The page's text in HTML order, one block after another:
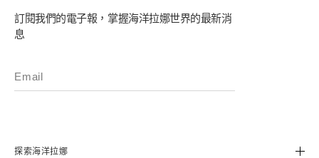
訂閱我們的電子報，掌握海洋拉娜世界的最新消
息
探索海洋拉娜